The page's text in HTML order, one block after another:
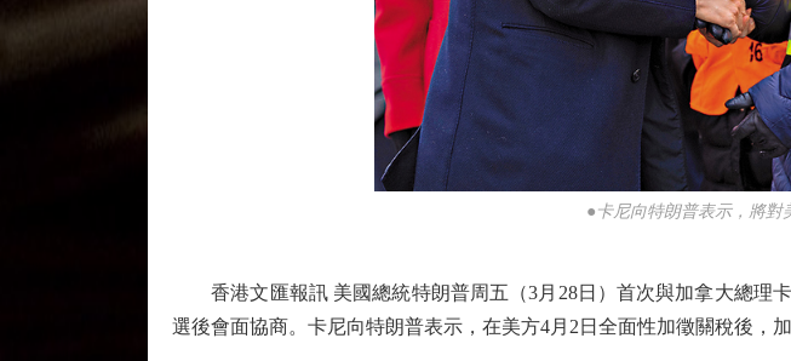
●卡尼向特朗普表示，將對
香港文匯報訊 美國總統特朗普周五（3月28日）首次與加拿大總理
選後會面協商。卡尼向特朗普表示，在美方4月2日全面性加徵關稅後，